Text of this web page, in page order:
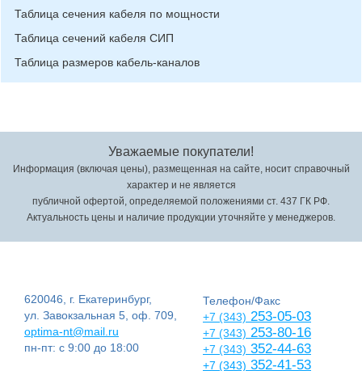
Таблица сечения кабеля по мощности
Таблица сечений кабеля СИП
Таблица размеров кабель-каналов
Уважаемые покупатели!
Информация (включая цены), размещенная на сайте, носит справочный
характер и не является
публичной офертой, определяемой положениями ст. 437 ГК РФ.
Актуальность цены и наличие продукции уточняйте у менеджеров.
620046, г. Екатеринбург,
ул. Завокзальная 5, оф. 709,
optima-nt@mail.ru
пн-пт: с 9:00 до 18:00
Телефон/Факс
+7 (343) 253-05-03
+7 (343) 253-80-16
+7 (343) 352-44-63
+7 (343) 352-41-53